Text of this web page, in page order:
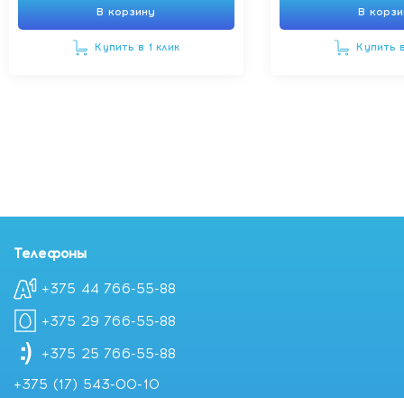
В корзину
Купить в 1 клик
В
Купить
Телефоны
+375 44 766-55-88
+375 29 766-55-88
+375 25 766-55-88
+375 (17) 543-00-10